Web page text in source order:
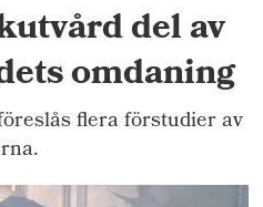
del av
omdaning
flera förstudier av